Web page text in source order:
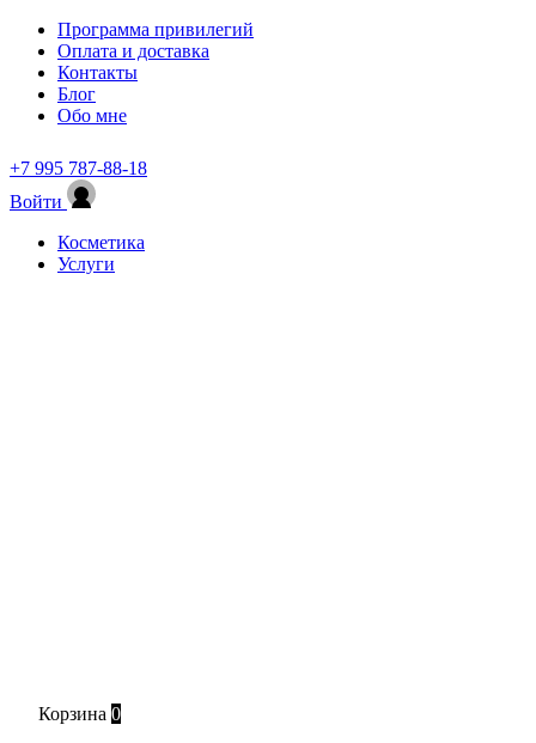
Программа привилегий
Оплата и доставка
Контакты
Блог
Обо мне
+7 995 787-88-18
Войти
Косметика
Услуги
Корзина 0